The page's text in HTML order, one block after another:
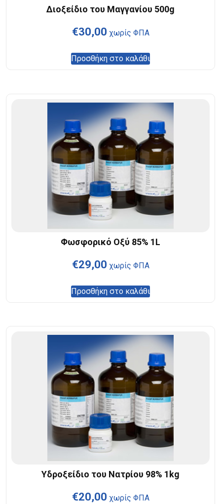
Διοξείδιο του Μαγγανίου 500g
€30,00 χωρίς ΦΠΑ
Προσθήκη στο καλάθι
Φωσφορικό Οξύ 85% 1L
€29,00 χωρίς ΦΠΑ
Προσθήκη στο καλάθι
Υδροξείδιο του Νατρίου 98% 1kg
€20,00 χωρίς ΦΠΑ